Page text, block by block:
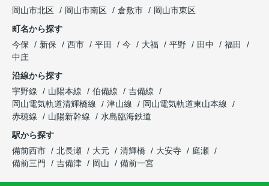
岡山市北区
岡山市南区 倉敷市
岡山市東区
町名から探す
今保
新保 西市 平田 今 大福 平野 田中
福田
中庄
沿線から探す
宇野線
山陽本線 伯備線
吉備線
岡山電気軌道清輝橋線
津山線
岡山電気軌道東山本線
赤穂線
山陽新幹線
水島臨海鉄道
駅から探す
備前西市
北長瀬 大元 清輝橋 大安寺
庭瀬
備前三門
吉備津 岡山 備前一宮